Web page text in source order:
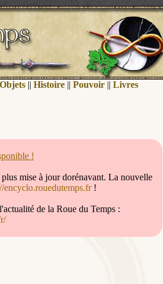
Objets|| Histoire|| Pouvoir|| Livres
!
mise à jour dorénavant. La nouvelle
encyclo.rouedutemps.fr!
de la Roue du Temps :